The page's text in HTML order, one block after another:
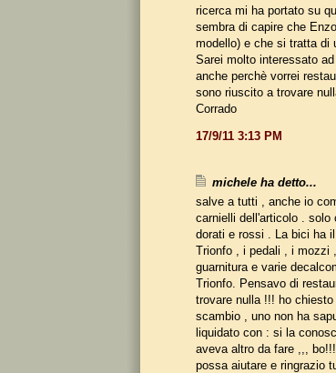
ricerca mi ha portato su
sembra di capire che
modello) e che si tratta di
Sarei molto interessato
anche perchè vorrei
sono riuscito a trovare
Corrado
17/9/11 3:13 PM
michele ha detto...
salve a tutti , anche io
carnielli dell'articolo . solo
dorati e rossi . La bici ha
Trionfo , i pedali , i mozzi
guarnitura e varie
Trionfo. Pensavo di
trovare nulla !!! ho
scambio , uno non ha
liquidato con : si la
aveva altro da fare ,,,
possa aiutare e ringrazio